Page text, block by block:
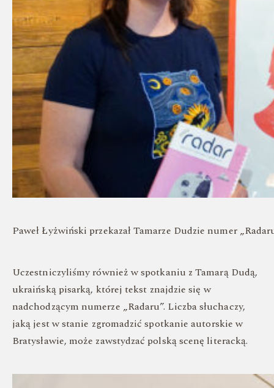
Paweł Łyżwiński przekazał Tamarze Dudzie numer
Uczestniczyliśmy również w spotkaniu z Tamarą Dudą,
ukraińską pisarką, której tekst znajdzie się w
nadchodzącym numerze „Radaru”. Liczba słuchaczy,
jaką jest w stanie zgromadzić spotkanie autorskie w
Bratysławie, może zawstydzać polską scenę literacką.